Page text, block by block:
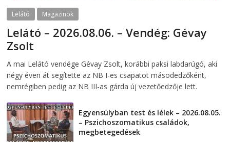
Lelátó Magazinok
Lelátó – 2026.08.06. – Vendég: Gévay
Zsolt
A mai Lelátó vendége Gévay Zsolt, korábbi paksi labdarúgó, aki
négy éven át segítette az NB I-es csapatot másodedzőként,
nemrégiben pedig az NB III-as gárda új vezetőedzője lett.
Egyensúlyban test és lélek – 2026.08.05.
– Pszichoszomatikus családok,
megbetegedések